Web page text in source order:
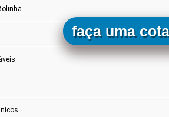
faça uma